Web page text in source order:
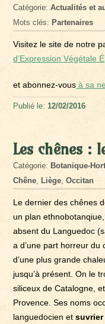
Catégorie:Actualités et
Mots clés: Partenaires
Visitez le site de notre
d’Expression Végétale
et abonnez-vous à sa
Publié le:12/02/2016
Les chênes :
Catégorie: Botanique-
Chêne, Liège,Occitan
Le dernier des chênes
un plan
absent du Languedoc
a d’une part horreur du
d’une plus grande
jusqu’à présent. On le
siliceux de Catalogne,
Provence. Ses noms
languedocien et suvrier